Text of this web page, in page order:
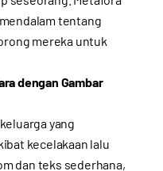
tentang
mereka untuk
dengan Gambar
yang
kecelakaan lalu
dan teks sederhana,